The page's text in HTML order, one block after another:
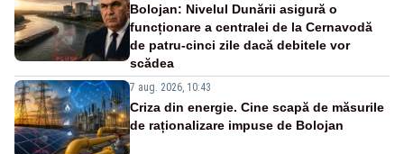
Bolojan: Nivelul Dunării asigură o
funcționare a centralei de la Cernavodă
de patru-cinci zile dacă debitele vor
scădea
7 aug. 2026, 10:43
Criza din energie. Cine scapă de măsurile
de raționalizare impuse de Bolojan